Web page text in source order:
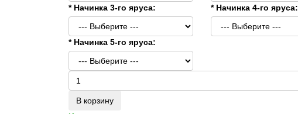
* Начинка 3-го яруса: * Начинка 4-го яруса:
* Начинка 5-го яруса:
В корзину